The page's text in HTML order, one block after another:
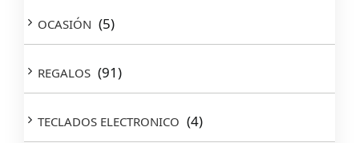
OCASIÓN (5)
REGALOS (91)
TECLADOS ELECTRONICO (4)